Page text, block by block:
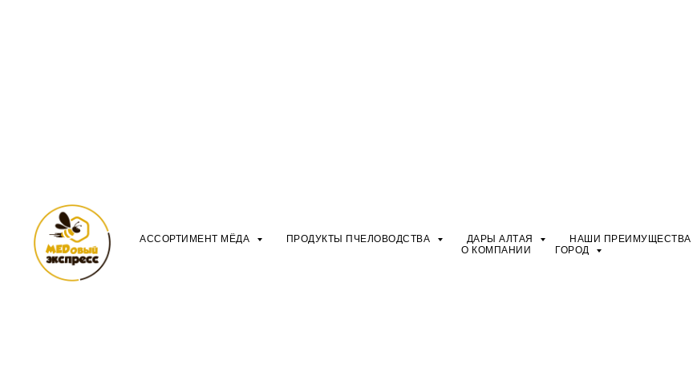
АССОРТИМЕНТ МЁДА ПРОДУКТЫ ПЧЕЛОВОДСТВА ДАРЫ АЛТАЯ НАШИ ПРЕИМУЩЕСТВА
О КОМПАНИИ
ГОРОД